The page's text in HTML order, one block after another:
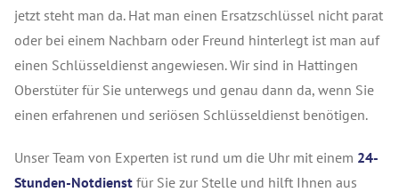
jetzt steht man da. Hat man einen Ersatzschlüssel nicht parat
oder bei einem Nachbarn oder Freund hinterlegt ist man auf
einen Schlüsseldienst angewiesen. Wir sind in Hattingen
Oberstüter für Sie unterwegs und genau dann da, wenn Sie
einen erfahrenen und seriösen Schlüsseldienst benötigen.
Unser Team von Experten ist rund um die Uhr mit einem 24-
Stunden-Notdienst für Sie zur Stelle und hilft Ihnen aus